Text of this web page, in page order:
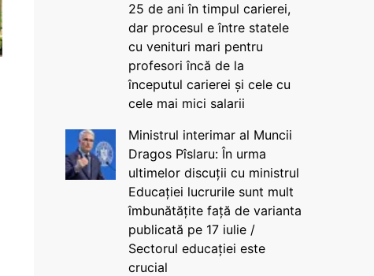
25 de ani în timpul carierei,
dar procesul e între statele
cu venituri mari pentru
profesori încă de la
începutul carierei și cele cu
cele mai mici salarii
Ministrul interimar al Muncii
Dragos Pîslaru: În urma
ultimelor discuții cu ministrul
Educației lucrurile sunt mult
îmbunătățite față de varianta
publicată pe 17 iulie /
Sectorul educației este
crucial